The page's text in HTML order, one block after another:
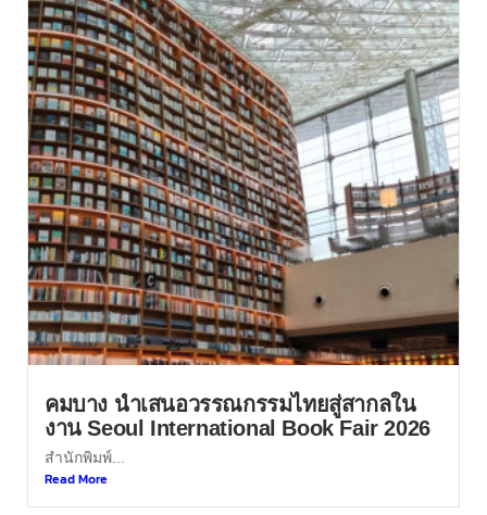
คมบาง นำเสนอวรรณกรรมไทยสู่สากลใน
งาน Seoul International Book Fair 2026
สำนักพิมพ์...
Read More